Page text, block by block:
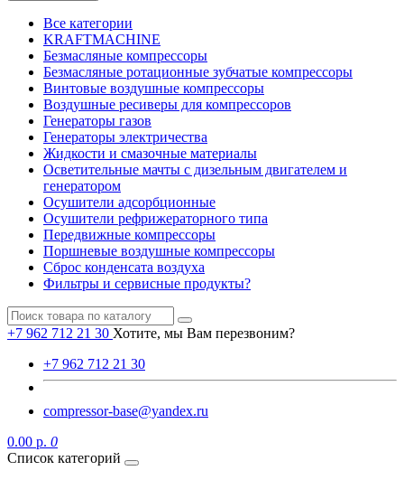
Все категории
KRAFTMACHINE
Безмасляные компрессоры
Безмасляные ротационные зубчатые компрессоры
Винтовые воздушные компрессоры
Воздушные ресиверы для компрессоров
Генераторы газов
Генераторы электричества
Жидкости и смазочные материалы
Осветительные мачты с дизельным двигателем и
генератором
Осушители адсорбционные
Осушители рефрижераторного типа
Передвижные компрессоры
Поршневые воздушные компрессоры
Сброс конденсата воздуха
Фильтры и сервисные продукты?
+7 962 712 21 30 Хотите, мы Вам перезвоним?
+7 962 712 21 30
compressor-base@yandex.ru
0.00 р. 0
Список категорий